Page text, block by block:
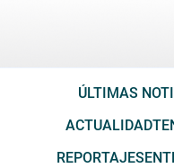
ÚLTIMAS
ACTUALIDAD
REPORTAJES